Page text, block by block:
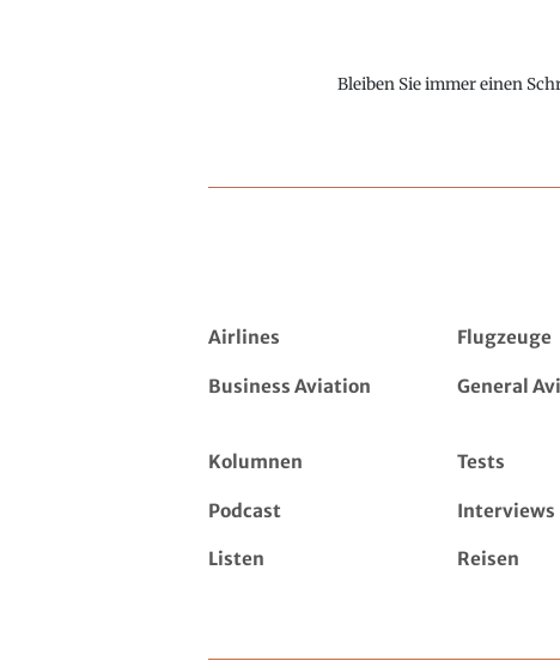
Bleiben Sie immer einen
Airlines Flugzeuge
Business Aviation General
Kolumnen Tests
Podcast Interviews
Listen Reisen